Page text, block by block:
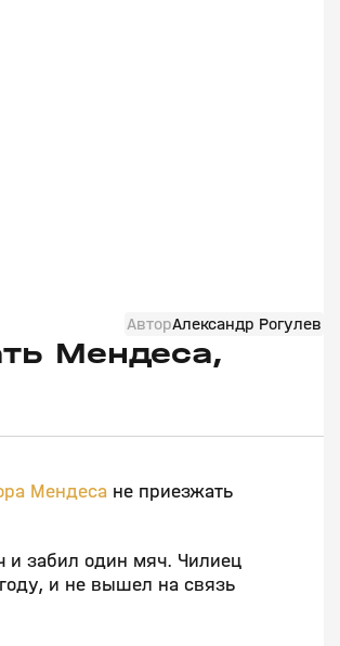
АвторАлександр Рогулев
Мендеса,
Мендеса не приезжать
и забил один мяч. Чилиец
и не вышел на связь